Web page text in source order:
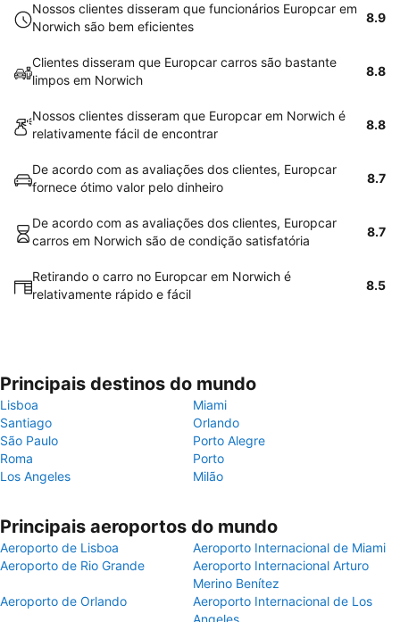
Nossos clientes disseram que funcionários Europcar em
Norwich são bem eficientes
8.9
Clientes disseram que Europcar carros são bastante
limpos em Norwich
8.8
Nossos clientes disseram que Europcar em Norwich é
relativamente fácil de encontrar
8.8
De acordo com as avaliações dos clientes, Europcar
fornece ótimo valor pelo dinheiro
8.7
De acordo com as avaliações dos clientes, Europcar
carros em Norwich são de condição satisfatória
8.7
Retirando o carro no Europcar em Norwich é
relativamente rápido e fácil
8.5
Principais destinos do mundo
Lisboa
Miami
Santiago
Orlando
São Paulo
Porto Alegre
Roma
Porto
Los Angeles
Milão
Principais aeroportos do mundo
Aeroporto de Lisboa
Aeroporto Internacional de Miami
Aeroporto de Rio Grande
Aeroporto Internacional Arturo
Merino Benítez
Aeroporto de Orlando
Aeroporto Internacional de Los
Angeles